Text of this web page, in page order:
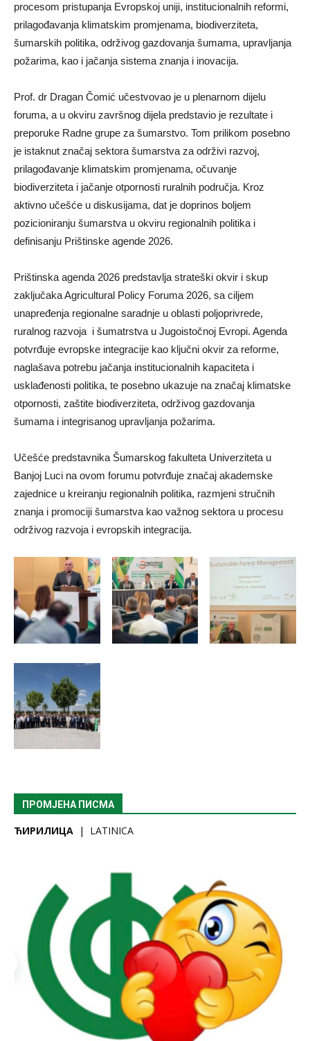
procesom pristupanja Evropskoj uniji, institucionalnih reformi,
prilagođavanja klimatskim promjenama, biodiverziteta,
šumarskih politika, održivog gazdovanja šumama, upravljanja
požarima, kao i jačanja sistema znanja i inovacija.
Prof. dr Dragan Čomić učestvovao je u plenarnom dijelu
foruma, a u okviru završnog dijela predstavio je rezultate i
preporuke Radne grupe za šumarstvo. Tom prilikom posebno
je istaknut značaj sektora šumarstva za održivi razvoj,
prilagođavanje klimatskim promjenama, očuvanje
biodiverziteta i jačanje otpornosti ruralnih područja. Kroz
aktivno učešće u diskusijama, dat je doprinos boljem
pozicioniranju šumarstva u okviru regionalnih politika i
definisanju Prištinske agende 2026.
Prištinska agenda 2026 predstavlja strateški okvir i skup
zaključaka Agricultural Policy Foruma 2026, sa ciljem
unapređenja regionalne saradnje u oblasti poljoprivrede,
ruralnog razvoja i šumatrstva u Jugoistočnoj Evropi. Agenda
potvrđuje evropske integracije kao ključni okvir za reforme,
naglašava potrebu jačanja institucionalnih kapaciteta i
usklađenosti politika, te posebno ukazuje na značaj klimatske
otpornosti, zaštite biodiverziteta, održivog gazdovanja
šumama i integrisanog upravljanja požarima.
Učešće predstavnika Šumarskog fakulteta Univerziteta u
Banjoj Luci na ovom forumu potvrđuje značaj akademske
zajednice u kreiranju regionalnih politika, razmjeni stručnih
znanja i promociji šumarstva kao važnog sektora u procesu
održivog razvoja i evropskih integracija.
ПРОМЈЕНА ПИСМА
ЋИРИЛИЦА | LATINICA